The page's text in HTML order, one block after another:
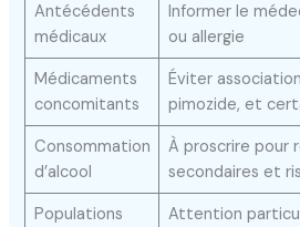
Antécédents
médicaux
Informer le
ou allergie
Médicaments
concomitants
Éviter
pimozide, et
Consommation
d’alcool
À proscrire pour
secondaires et
Populations
Attention